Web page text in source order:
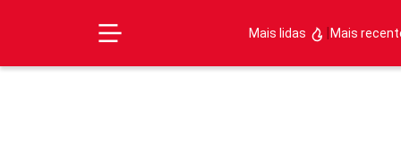
Mais lidas |Mais